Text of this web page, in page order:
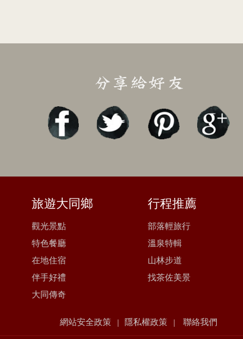
旅遊大同鄉
觀光景點
特色餐廳
在地住宿
伴手好禮
大同傳奇
行程推薦
部落輕旅行
溫泉特輯
山林步道
找茶佐美景
網站安全政策 | 隱私權政策 | 聯絡我們